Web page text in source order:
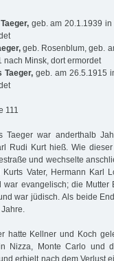
geb. am 20.1.1939 in
geb. Rosenblum, geb.
nach Minsk, dort ermordet
Taeger,geb. am 26.5.1915
111
Taeger war anderthalb
Rudi Kurt hieß. Wie
und wechselte
Kurts Vater, Hermann Karl
war evangelisch; die Mutter
war jüdisch. Als beide
hatte Kellner und Koch
Nizza, Monte Carlo und
erhielt nach dem Verlust